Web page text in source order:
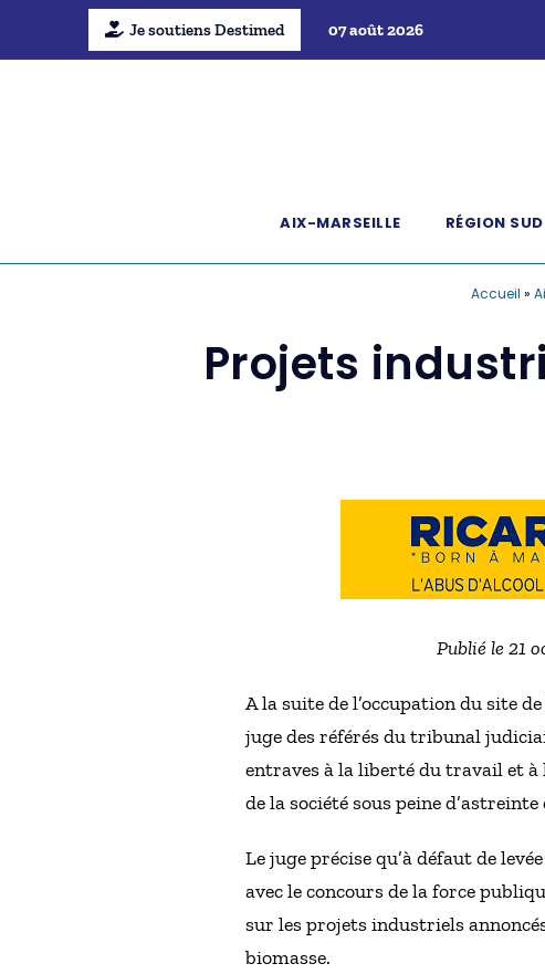
Je soutiens Destimed 07 août 2026
AIX-MARSEILLE RÉGION SUD
Accueil »
Projets
Publié le 21
A la suite de l’occupation du site
juge des référés du tribunal
entraves à la liberté du travail et à
de la société sous peine
Le juge précise qu’à défaut de
avec le concours de la force
sur les projets industriels
biomasse.